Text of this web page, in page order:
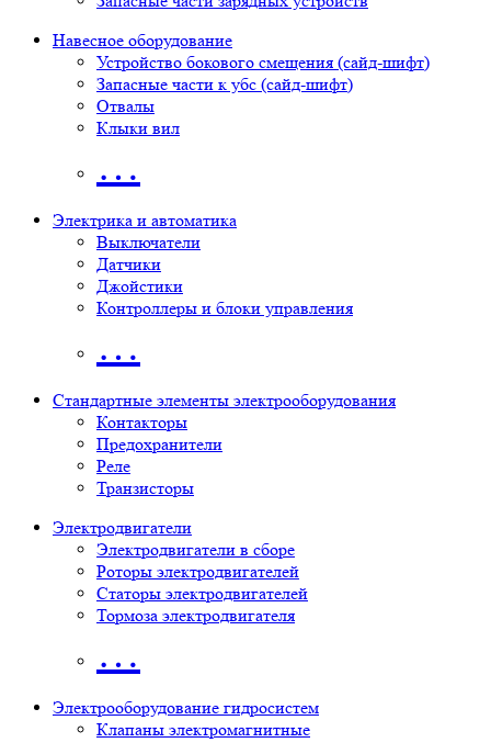
Навесное оборудование
Устройство бокового смещения (сайд-шифт)
Запасные части к убс (сайд-шифт)
Отвалы
Клыки вил
…
Электрика и автоматика
Выключатели
Датчики
Джойстики
Контроллеры и блоки управления
…
Стандартные элементы электрооборудования
Контакторы
Предохранители
Реле
Транзисторы
Электродвигатели
Электродвигатели в сборе
Роторы электродвигателей
Статоры электродвигателей
Тормоза электродвигателя
…
Электрооборудование гидросистем
Клапаны электромагнитные